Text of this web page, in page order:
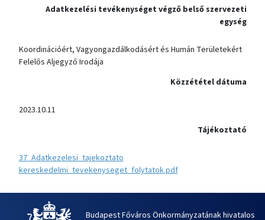
Adatkezelési tevékenységet végző belső szervezeti
egység
Koordinációért, Vagyongazdálkodásért és Humán Területekért
Felelős Aljegyző Irodája
Közzététel dátuma
2023.10.11
Tájékoztató
37_Adatkezelesi_tajekoztato
kereskedelmi_tevekenyseget_folytatok.pdf
Budapest Főváros Önkormányzatának hivatalos